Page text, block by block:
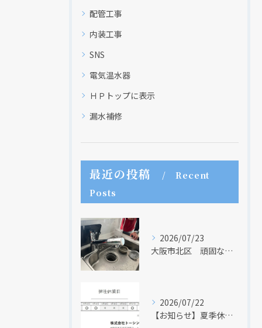
配管工事
内装工事
SNS
電気温水器
ＨＰトップに表示
漏水補修
最近の投稿
Recent
Posts
2026/07/23
大阪市北区 頑固な水アカはなかなか取れない・・・
2026/07/22
【お知らせ】夏季休業日のお知らせ【２０２６年】